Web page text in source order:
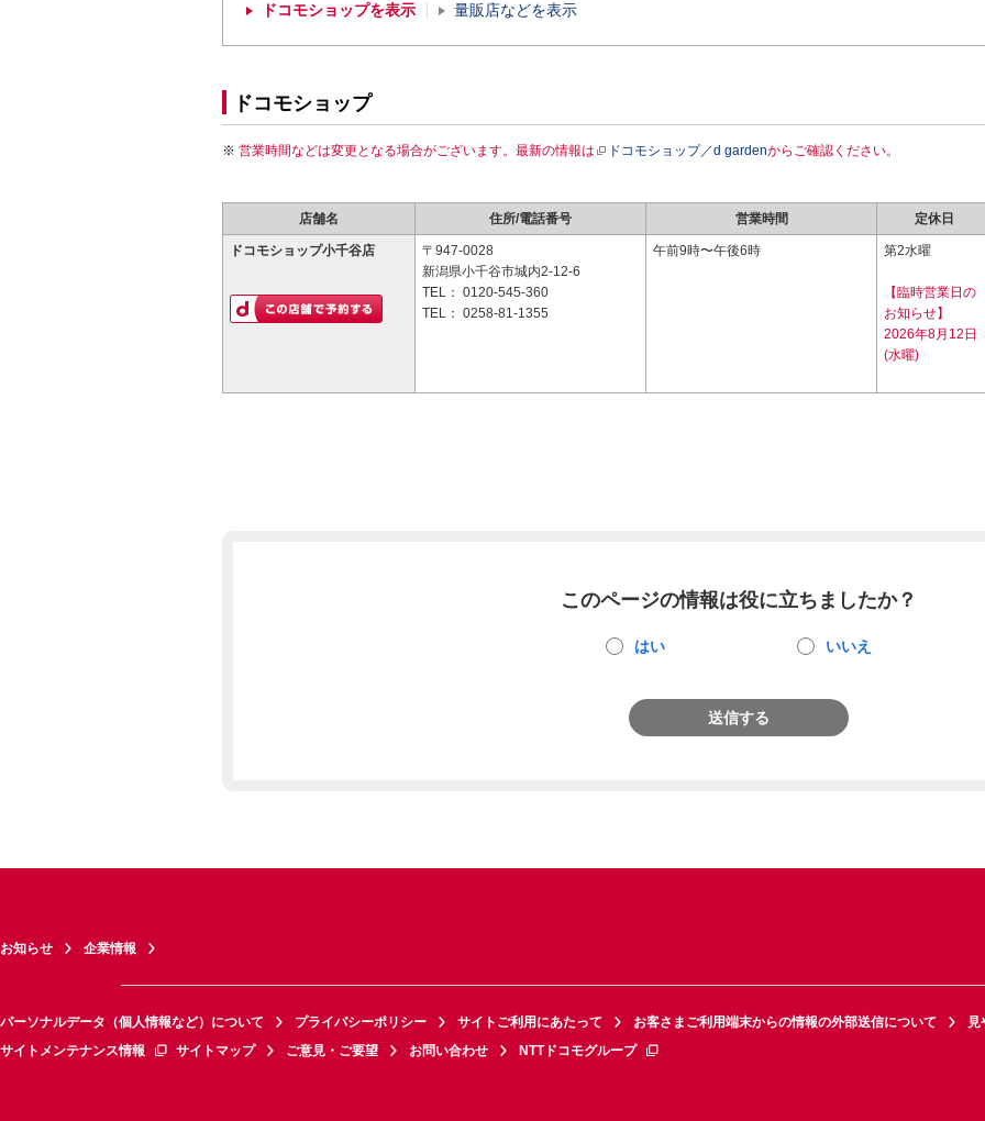
ドコモショップを表示 量販店などを表示
ドコモショップ
営業時間などは変更となる場合がございます。最新の情報は ドコモショップ／d gardenからご確認ください。
店舗名 住所/電話番号 営業時間 定休日
ドコモショップ小千谷店
〒947-0028
新潟県小千谷市城内2-12-6
TEL： 0120-545-360
TEL： 0258-81-1355
午前9時〜午後6時 第2水曜
【臨時営業日の
お知らせ】
2026年8月12日
(水曜)
このページの情報は役に立ちましたか？
はい いいえ
送信する
お知らせ 企業情報
パーソナルデータ（個人情報など）について プライバシーポリシー サイトご利用にあたって お客さまご利用端末からの情報の外部送信について
見
サイトメンテナンス情報
サイトマップ ご意見・ご要望 お問い合わせ NTTドコモグループ